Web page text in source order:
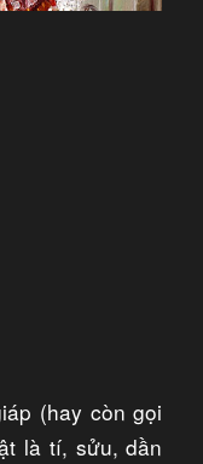
(hay còn gọi
là tí, sửu, dần